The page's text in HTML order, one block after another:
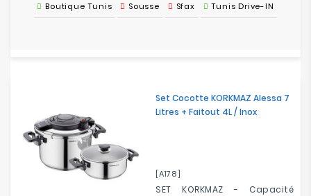
Boutique Tunis Sousse Sfax Tunis Drive-IN
Set Cocotte KORKMAZ Alessa 7
Litres + Faitout 4L / Inox
[A178]
SET KORKMAZ - Capacité